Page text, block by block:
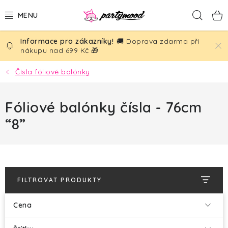
na
BALÓNKY
PÁRTY DEKORACE
TÉMATA
SVATBA
AKČNÍ CENY!
🚚 Doprava zdarma při
nákupu nad 699 Kč 🎁
Čísla fóliové balónky
Fóliové balónky čísla - 76cm
“8”
FILTROVAT PRODUKTY
Cena